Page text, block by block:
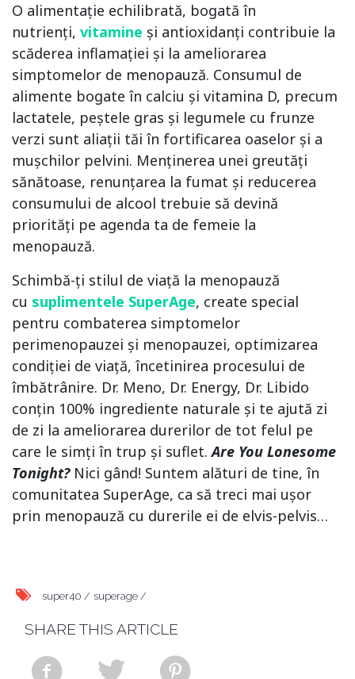
O alimentație echilibrată, bogată în
nutrienți, vitamine și antioxidanți contribuie la
scăderea inflamației și la ameliorarea
simptomelor de menopauză. Consumul de
alimente bogate în calciu și vitamina D, precum
lactatele, peștele gras și legumele cu frunze
verzi sunt aliații tăi în fortificarea oaselor și a
mușchilor pelvini. Menținerea unei greutăți
sănătoase, renunțarea la fumat și reducerea
consumului de alcool trebuie să devină
priorități pe agenda ta de femeie la
menopauză.
Schimbă-ți stilul de viață la menopauză
cu suplimentele SuperAge, create special
pentru combaterea simptomelor
perimenopauzei și menopauzei, optimizarea
condiției de viață, încetinirea procesului de
îmbătrânire. Dr. Meno, Dr. Energy, Dr. Libido
conțin 100% ingrediente naturale și te ajută zi
de zi la ameliorarea durerilor de tot felul pe
care le simți în trup și suflet.Are You Lonesome
Tonight? Nici gând! Suntem alături de tine, în
comunitatea SuperAge, ca să treci mai ușor
prin menopauză cu durerile ei de elvis-pelvis…
super40 / superage /
SHARE THIS ARTICLE